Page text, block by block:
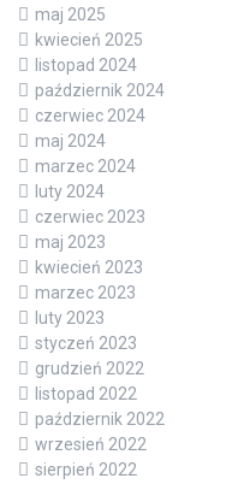
maj 2025
kwiecień 2025
listopad 2024
październik 2024
czerwiec 2024
maj 2024
marzec 2024
luty 2024
czerwiec 2023
maj 2023
kwiecień 2023
marzec 2023
luty 2023
styczeń 2023
grudzień 2022
listopad 2022
październik 2022
wrzesień 2022
sierpień 2022